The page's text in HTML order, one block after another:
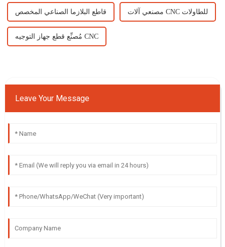
قاطع البلازما الصناعي المخصص مصنعي آلات CNC للطاولات
مُصنِّع قطع جهاز التوجيه CNC
Leave Your Message